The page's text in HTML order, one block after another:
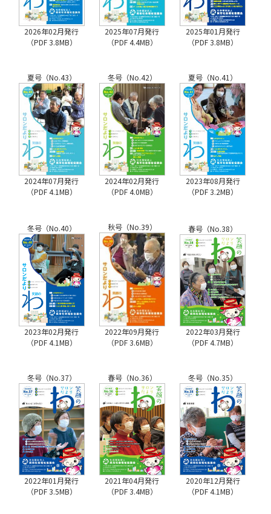
2026年02月発行
（PDF 3.8MB）
2025年07月発行
（PDF 4.4MB）
2025年01月発行
（PDF 3.8MB）
夏号（No.43）
2024年07月発行
（PDF 4.1MB）
冬号（No.42）
2024年02月発行
（PDF 4.0MB）
夏号（No.41）
2023年08月発行
（PDF 3.2MB）
冬号（No.40）
2023年02月発行
（PDF 4.1MB）
秋号（No.39）
2022年09月発行
（PDF 3.6MB）
春号（No.38）
2022年03月発行
（PDF 4.7MB）
冬号（No.37）
2022年01月発行
（PDF 3.5MB）
春号（No.36）
2021年04月発行
（PDF 3.4MB）
冬号（No.35）
2020年12月発行
（PDF 4.1MB）